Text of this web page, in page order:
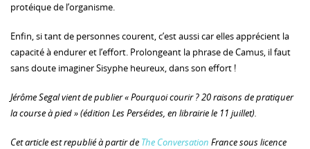
protéique de l’organisme.
Enfin, si tant de personnes courent, c’est aussi car elles apprécient la
capacité à endurer et l’effort. Prolongeant la phrase de Camus, il faut
sans doute imaginer Sisyphe heureux, dans son effort !
Jérôme Segal vient de publier « Pourquoi courir ? 20 raisons de pratiquer
la course à pied » (édition Les Perséides, en librairie le 11 juillet).
Cet article est republié à partir de The Conversation France sous licence